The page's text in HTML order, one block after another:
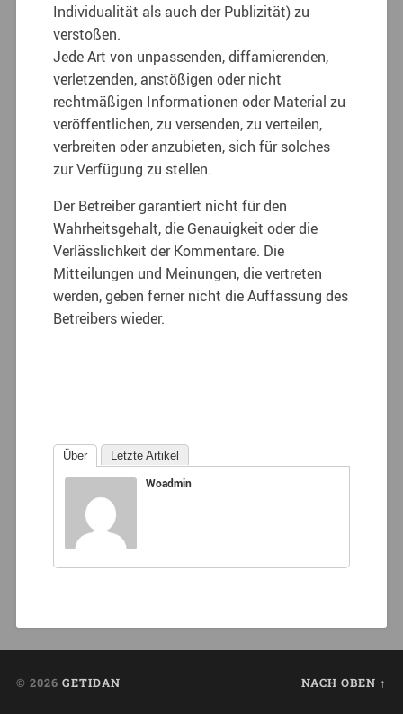
Individualität als auch der Publizität) zu
verstoßen.
Jede Art von unpassenden, diffamierenden,
verletzenden, anstößigen oder nicht
rechtmäßigen Informationen oder Material zu
veröffentlichen, zu versenden, zu verteilen,
verbreiten oder anzubieten, sich für solches
zur Verfügung zu stellen.
Der Betreiber garantiert nicht für den
Wahrheitsgehalt, die Genauigkeit oder die
Verlässlichkeit der Kommentare. Die
Mitteilungen und Meinungen, die vertreten
werden, geben ferner nicht die Auffassung des
Betreibers wieder.
Über Letzte Artikel
Woadmin
© 2026 GETIDAN NACH OBEN ↑